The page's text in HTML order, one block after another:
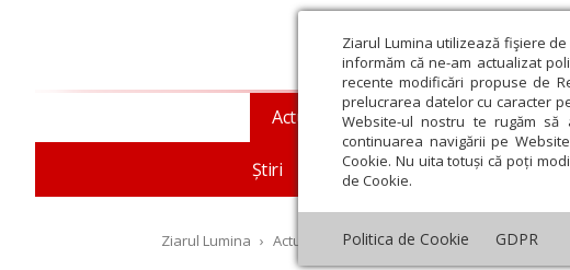
Ziarul Lumina utilizează fişiere
informăm că ne-am actualizat
recente modificări propuse de
prelucrarea datelor cu caracter
Website-ul nostru te rugăm
continuarea navigării pe
Cookie. Nu uita totuși că poți
de Cookie.
Politica de Cookie GDPR
Actualitate religioasă
Știri Mesaje și cuvântări An
Teologie
Ziarul Lumina › Actualitate religioasă › Documentar ›